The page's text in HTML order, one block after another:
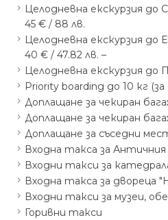
Целодневна екскурзия до
45 € / 88 лв.
Целодневна екскурзия до
40 € / 47.82 лв. –
Целодневна екскурзия до
Priority boarding до 10 кг
Доплащане за чекиран
Доплащане за чекиран
Доплащане за съседни
Входна такса за
Входни такси за
Входна такса за дворецa
Входни такси за музеи,
Горивни такси